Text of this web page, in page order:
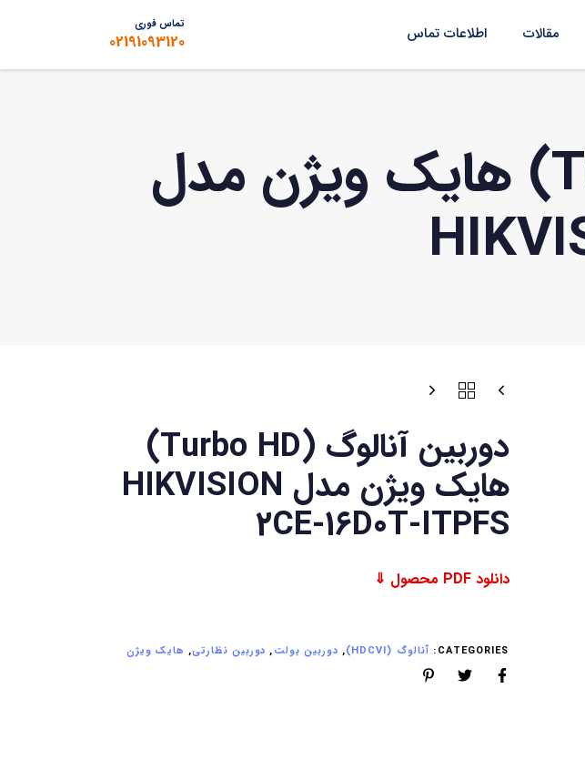
مقالات اطلاعات تماس تماس فوری
02191093120
دوربین آنالوگ (Turbo HD) هایک ویژن مدل
دوربین آنالوگ (Turbo HD)
هایک ویژن مدل HIKVISION
2CE-16D0T-ITPFS
دانلود PDF محصول ⇓
CATEGORIES: آنالوگ (HDCVI) , دوربین بولت, دوربین نظارتی, هایک ویژن